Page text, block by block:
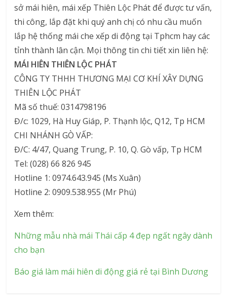
sở mái hiên, mái xếp Thiên Lộc Phát để được tư vấn,
thi công, lắp đặt khi quý anh chị có nhu cầu muốn
lắp hệ thống mái che xếp di động tại Tphcm hay các
tỉnh thành lân cận. Mọi thông tin chi tiết xin liên hệ:
MÁI HIÊN THIÊN LỘC PHÁT
CÔNG TY THHH THƯƠNG MẠI CƠ KHÍ XÂY DỰNG
THIÊN LỘC PHÁT
Mã số thuế: 0314798196
Đ/c: 1029, Hà Huy Giáp, P. Thạnh lộc, Q12, Tp HCM
CHI NHÁNH GÒ VẤP:
Đ/C: 4/47, Quang Trung, P. 10, Q. Gò vấp, Tp HCM
Tel: (028) 66 826 945
Hotline 1: 0974.643.945 (Ms Xuân)
Hotline 2: 0909.538.955 (Mr Phú)
Xem thêm:
Những mẫu nhà mái Thái cấp 4 đẹp ngất ngây dành
cho bạn
Báo giá làm mái hiên di động giá rẻ tại Bình Dương